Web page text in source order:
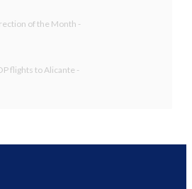
of the Month -
flights to Alicante -